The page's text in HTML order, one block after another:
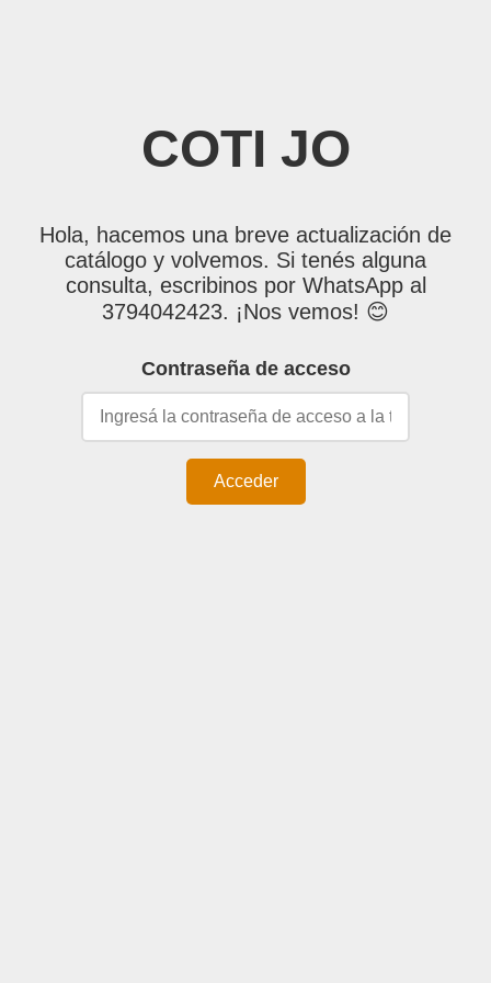
COTI JO
Hola, hacemos una breve actualización de
catálogo y volvemos. Si tenés alguna
consulta, escribinos por WhatsApp al
3794042423. ¡Nos vemos! 😊
Contraseña de acceso
Acceder